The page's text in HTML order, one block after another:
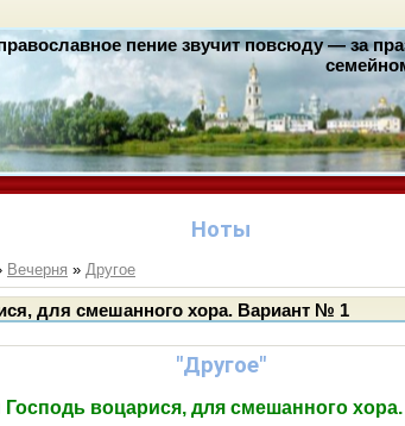
пение звучит повсюду — за
Ноты
Вечерня » Другое
для смешанного хора. Вариант № 1
"Другое"
Господь воцарися, для смешанного